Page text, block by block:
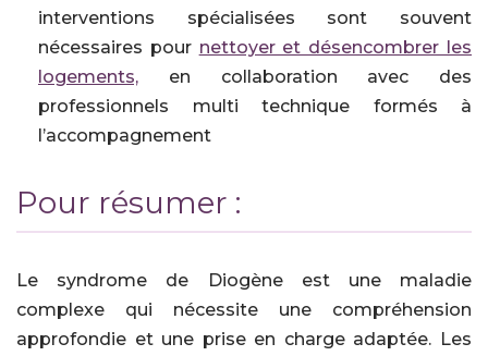
interventions spécialisées sont souvent
nécessaires pour nettoyer et désencombrer les
logements, en collaboration avec des
professionnels multi technique formés à
l’accompagnement
Pour résumer :
Le syndrome de Diogène est une maladie
complexe qui nécessite une compréhension
approfondie et une prise en charge adaptée. Les